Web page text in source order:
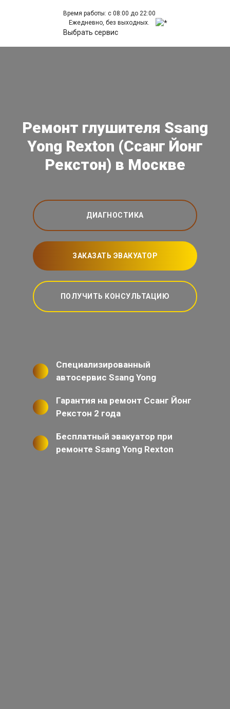
Время работы: с 08:00 до 22:00
Ежедневно, без выходных.
Выбрать сервис
Ремонт глушителя Ssang
Yong Rexton (Ссанг Йонг
Рекстон) в Москве
ДИАГНОСТИКА
ЗАКАЗАТЬ ЭВАКУАТОР
ПОЛУЧИТЬ КОНСУЛЬТАЦИЮ
Специализированный
автосервис Ssang Yong
Гарантия на ремонт Ссанг Йонг
Рекстон 2 года
Бесплатный эвакуатор при
ремонте Ssang Yong Rexton